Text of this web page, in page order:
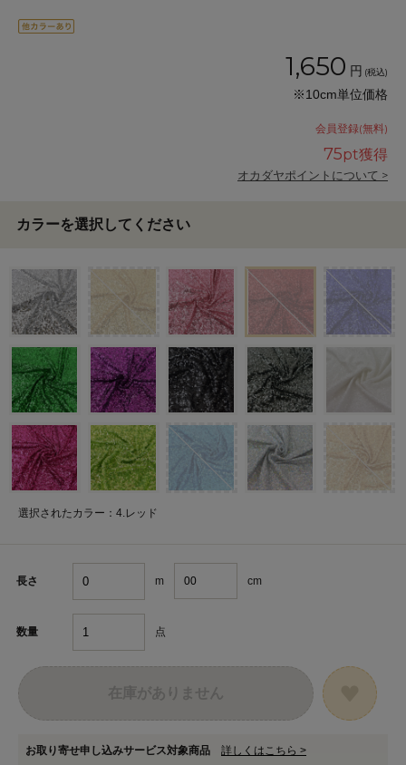
1,650 円 (税込)
※10cm単位価格
会員登録(無料)
75pt獲得
オカダヤポイントについて >
カラーを選択してください
選択されたカラー：4.レッド
長さ m cm
数量 点
お取り寄せ申し込みサービス対象商品 詳しくはこちら >